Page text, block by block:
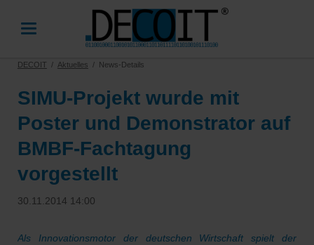
DECOIT Aktuelles News-Details
SIMU-Projekt wurde mit
Poster und Demonstrator auf
BMBF-Fachtagung
vorgestellt
30.11.2014 14:00
Als Innovationsmotor der deutschen Wirtschaft spielt der